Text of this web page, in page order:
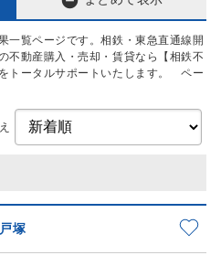
一覧ページです。相鉄・東急直通線開
不動産購入・売却・賃貸なら【相鉄不
トータルサポートいたします。 ペー
塚